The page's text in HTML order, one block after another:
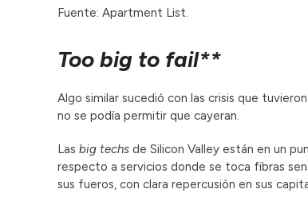
Fuente: Apartment List.
Too big to fail**
Algo similar sucedió con las crisis que
no se podía permitir que cayeran.
Las big techs de Silicon Valley están en un
respecto a servicios donde se toca fibras
sus fueros, con clara repercusión en sus